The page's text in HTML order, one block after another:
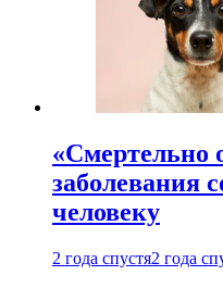
«Смертельно
заболевания
человеку
2 года спустя2 года